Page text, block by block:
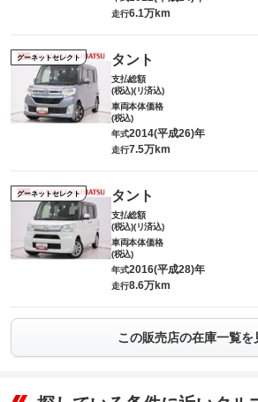
走行6.1万km
グーネットセレクト タント
支払総額
(税込)(リ済込)
車両本体価格
(税込)
年式2014(平成26)年
走行7.5万km
グーネットセレクト タント
支払総額
(税込)(リ済込)
車両本体価格
(税込)
年式2016(平成28)年
走行8.6万km
この販売店の在庫一覧を